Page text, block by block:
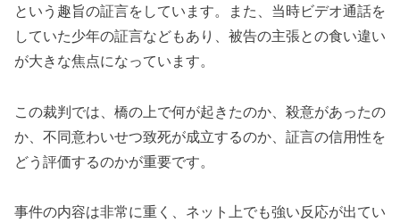
という趣旨の証言をしています。また、当時ビデオ通話を
していた少年の証言などもあり、被告の主張との食い違い
が大きな焦点になっています。
この裁判では、橋の上で何が起きたのか、殺意があったの
か、不同意わいせつ致死が成立するのか、証言の信用性を
どう評価するのかが重要です。
事件の内容は非常に重く、ネット上でも強い反応が出てい